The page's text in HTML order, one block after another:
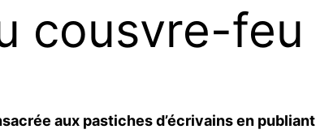
cousvre-feu
aux pastiches d’écrivains en